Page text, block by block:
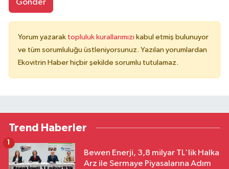
Gönder
Yorum yazarak topluluk kurallarımızı kabul etmiş bulunuyor
ve tüm sorumluluğu üstleniyorsunuz. Yazılan yorumlardan
Ekovitrin Haber hiçbir şekilde sorumlu tutulamaz.
Trend Haberler
Bewen Enerji, 3,8 milyar TL'lik Halka
Arz ile Sermaye Piyasalarına Adım
1